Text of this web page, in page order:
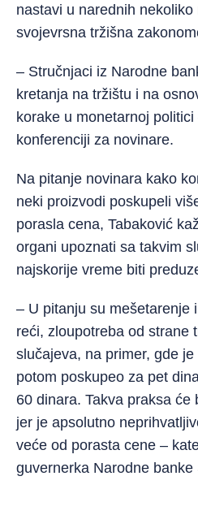
nastavi u narednih nekoliko
svojevrsna tržišna
– Stručnjaci iz Narodne
kretanja na tržištu i na
korake u monetarnoj
konferenciji za novinare.
Na pitanje novinara kako
neki proizvodi poskupeli
porasla cena, Tabaković
organi upoznati sa takvim
najskorije vreme biti
– U pitanju su mešetarenje
reći, zloupotreba od strane
slučajeva, na primer, gde
potom poskupeo za pet
60 dinara. Takva praksa
jer je apsolutno
veće od porasta cene –
guvernerka Narodne banke